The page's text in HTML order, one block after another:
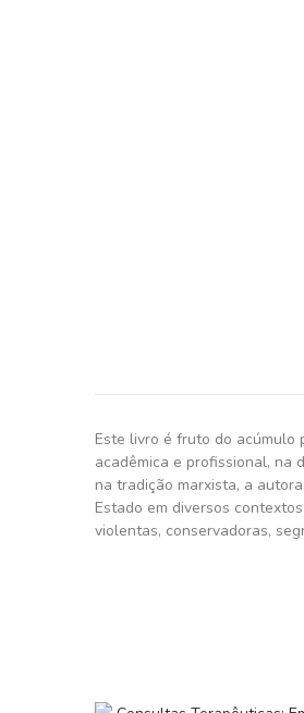
Este livro é fruto do acúmulo
acadêmica e profissional, na
na tradição marxista, a
Estado em diversos
violentas, conservadoras,